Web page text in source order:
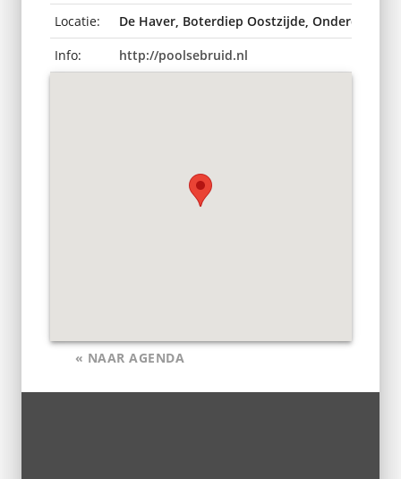
Locatie:
De Haver, Boterdiep Oostzijde,
Info:
http://poolsebruid.nl
« NAAR AGENDA